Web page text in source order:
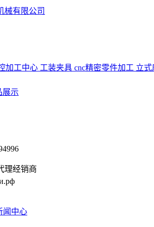
加工中心 工装夹具 cnc精密零件加工 立式
展示
理经销商
闻中心